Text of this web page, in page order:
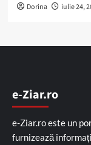
Dorina iulie 24,
e-Ziar.ro
e-Ziar.ro este un
furnizează